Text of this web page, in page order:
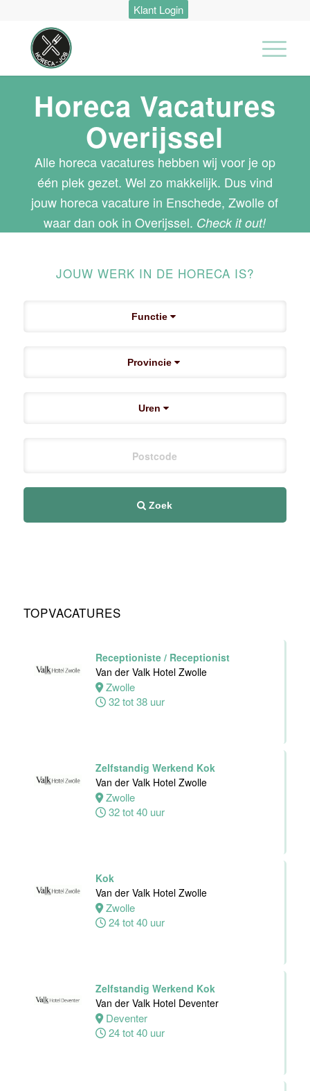
Klant Login
Horeca Vacatures
Overijssel
Alle horeca vacatures hebben wij voor je op
één plek gezet. Wel zo makkelijk. Dus vind
jouw horeca vacature in Enschede, Zwolle of
waar dan ook in Overijssel. Check it out!
JOUW WERK IN DE HORECA IS?
Functie
Provincie
Uren
Zoek
TOPVACATURES
Receptioniste / Receptionist
Van der Valk Hotel Zwolle
Zwolle
32 tot 38 uur
Zelfstandig Werkend Kok
Van der Valk Hotel Zwolle
Zwolle
32 tot 40 uur
Kok
Van der Valk Hotel Zwolle
Zwolle
24 tot 40 uur
Zelfstandig Werkend Kok
Van der Valk Hotel Deventer
Deventer
24 tot 40 uur